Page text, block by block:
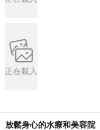
正在載入
放鬆身心的水療和美容院